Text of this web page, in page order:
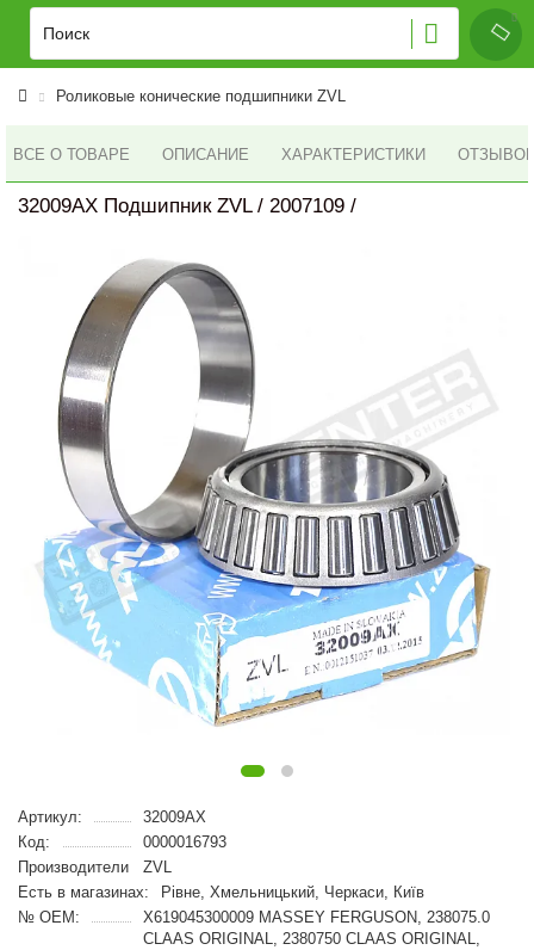
Роликовые конические подшипники ZVL
ВСЕ О ТОВАРЕ ОПИСАНИЕ ХАРАКТЕРИСТИКИ ОТЗЫВОВ
32009AX Подшипник ZVL / 2007109 /
Артикул:
32009AX
Код:
0000016793
Производители
ZVL
Есть в магазинах:
Рівне, Хмельницький, Черкаси, Київ
№ OEM:
X619045300009 MASSEY FERGUSON, 238075.0
CLAAS ORIGINAL, 2380750 CLAAS ORIGINAL,